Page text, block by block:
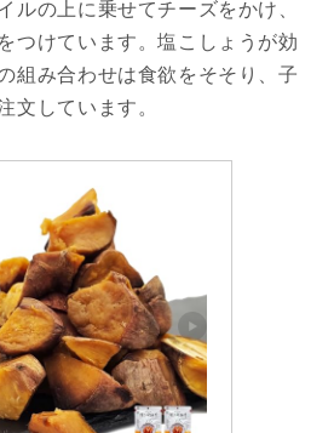
ルの上に乗せてチーズをかけ、
つけています。塩こしょうが効
組み合わせは食欲をそそり、子
文しています。